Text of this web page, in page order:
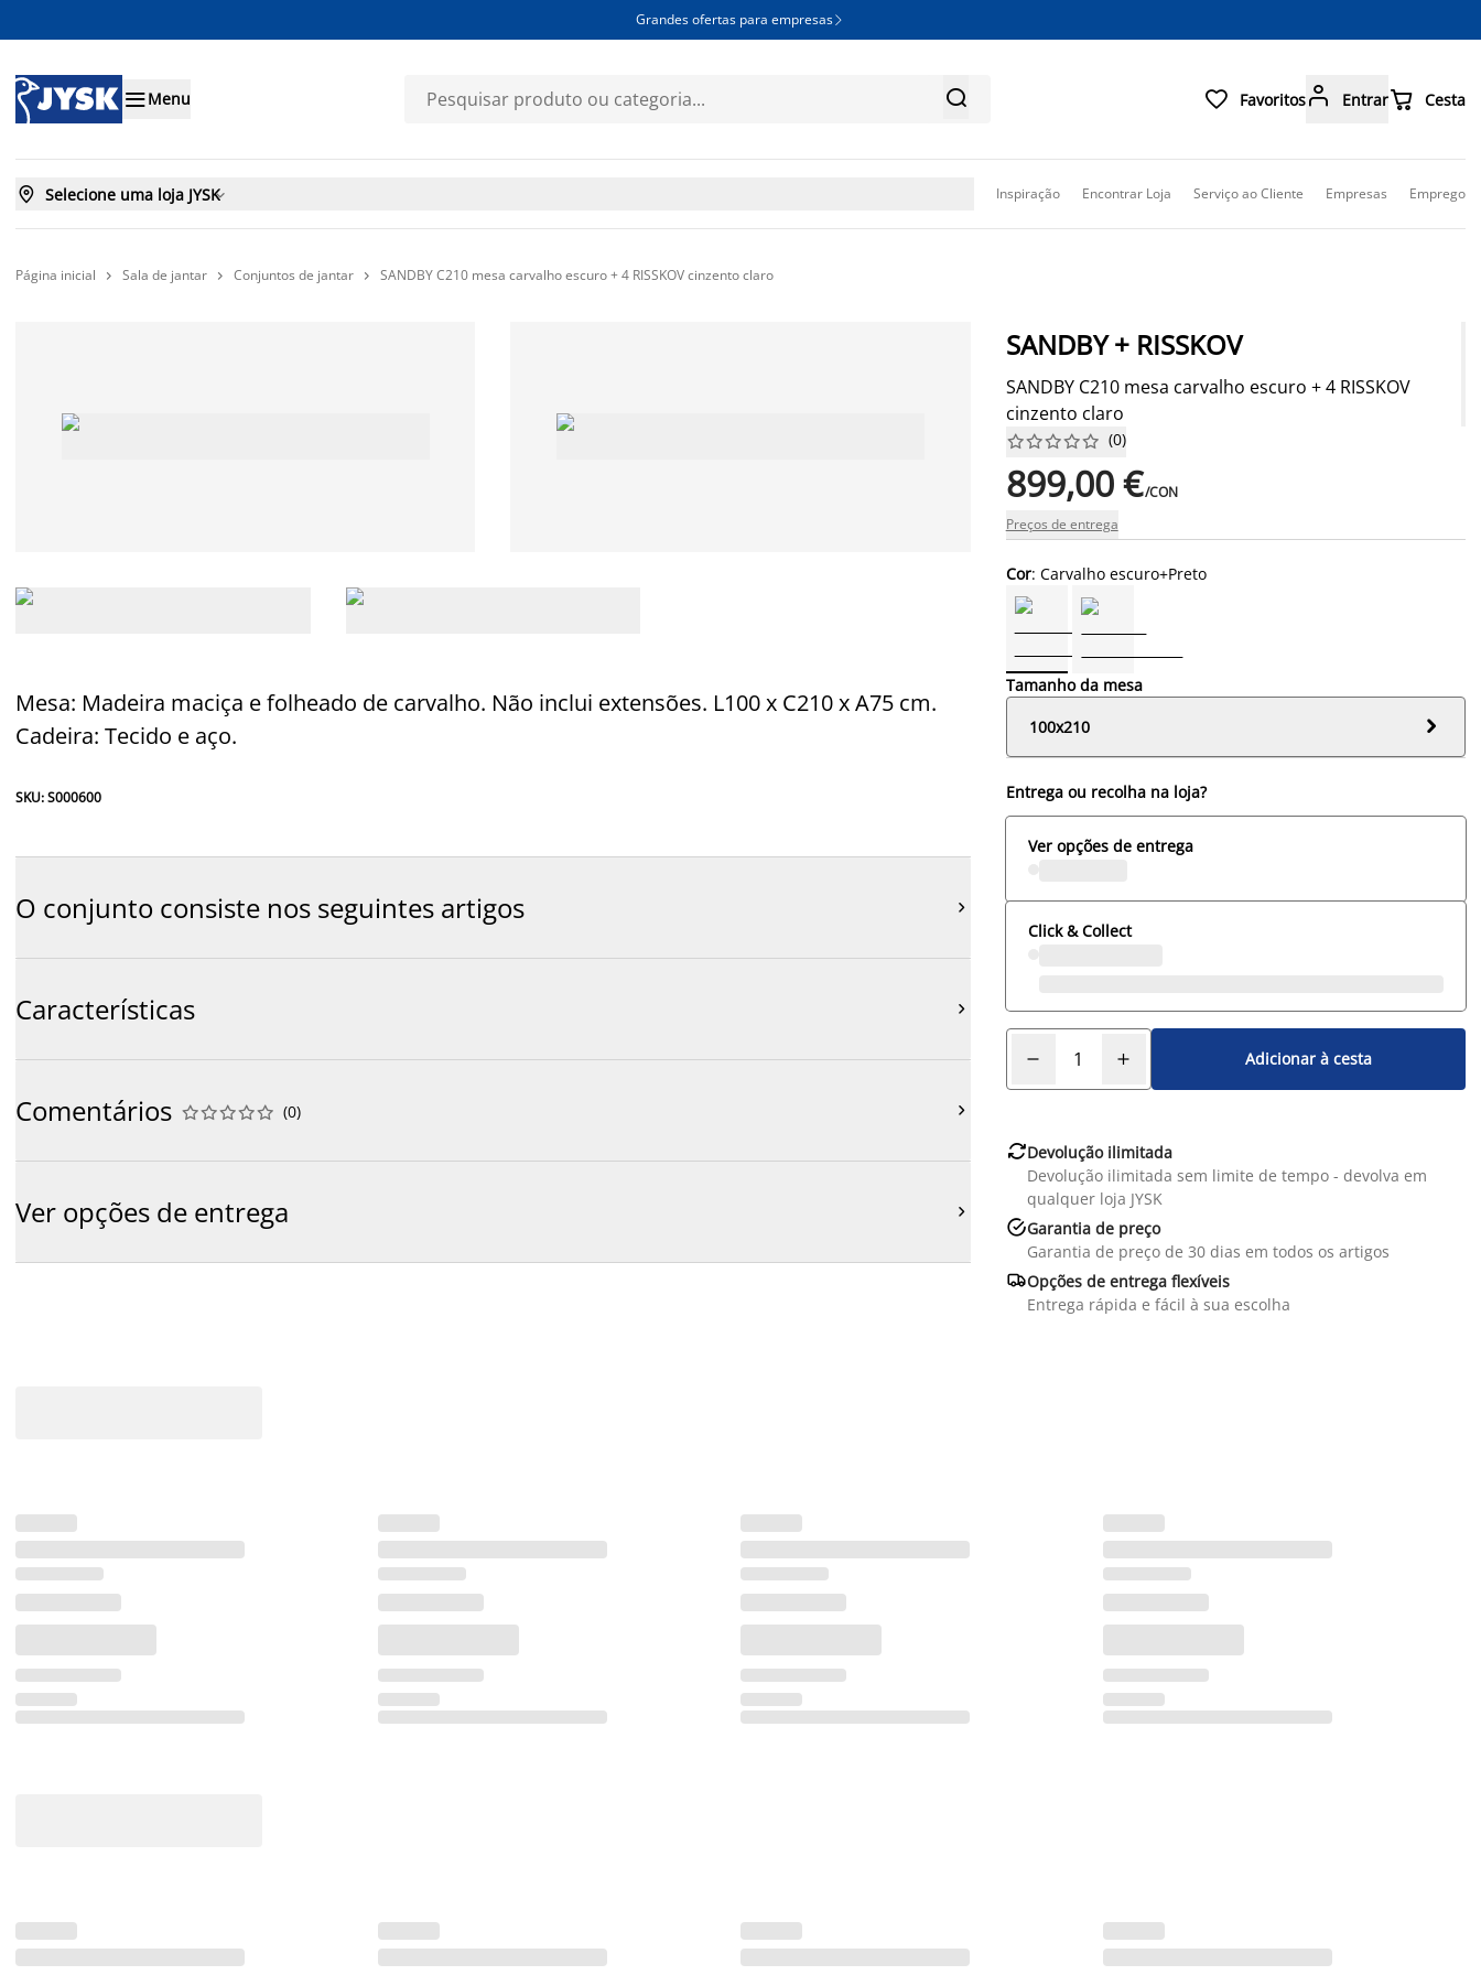
Grandes ofertas para empresas 
Menu   Favoritos Entrar Cesta
 Selecione uma loja JYSK Inspiração Encontrar Loja Serviço ao Cliente Empresas Emprego
Página inicial  Sala de jantar  Conjuntos de jantar  SANDBY C210 mesa carvalho escuro + 4 RISSKOV cinzento claro
Mesa: Madeira maciça e folheado de carvalho. Não inclui extensões. L100 x C210 x A75 cm.
Cadeira: Tecido e aço.
SKU: S000600
O conjunto consiste nos seguintes artigos 
Características 
Comentários 




 (0) 
Ver opções de entrega 
SANDBY + RISSKOV
SANDBY C210 mesa carvalho escuro + 4 RISSKOV
cinzento claro





 (0)
899,00 €/CON
Preços de entrega
Cor: Carvalho escuro+Preto
Tamanho da mesa
100x210

Entrega ou recolha na loja?
Ver opções de entrega
Click & Collect
Adicionar à cesta
Devolução ilimitada
Devolução ilimitada sem limite de tempo - devolva em
qualquer loja JYSK
Garantia de preço
Garantia de preço de 30 dias em todos os artigos
Opções de entrega flexíveis
Entrega rápida e fácil à sua escolha